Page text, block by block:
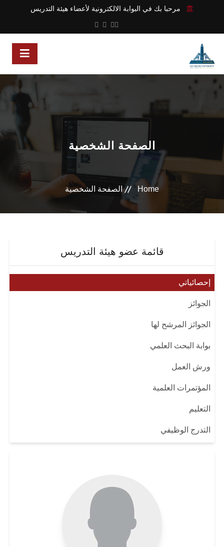
مرحبا بك في البوابة الالكترونية لأعضاء هيئة التدريس
الصفحة الشخصية
Home الصفحة الشخصية
قائمة عضو هيئة التدريس
إحصائياتي
الجوائز
الجوائز المرشح لها
بوابة البحث العلمي
ورش العمل
المؤتمرات العلمية
التعليم
التدرج الوظيفي